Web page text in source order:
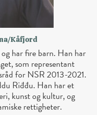
Kåfjord
har fire barn. Han har
som representant
for NSR 2013-2021.
Riđđu. Han har et
kunst og kultur, og
rettigheter.